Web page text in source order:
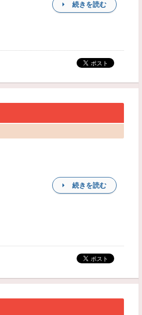
続きを読む
続きを読む